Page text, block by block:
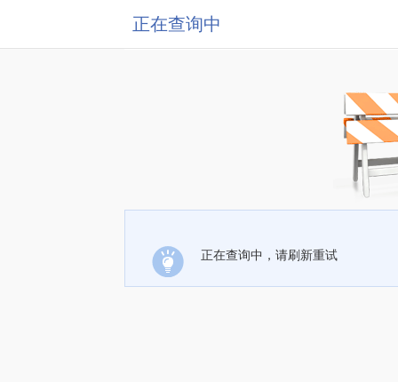
正在查询中
正在查询中，请刷新重试